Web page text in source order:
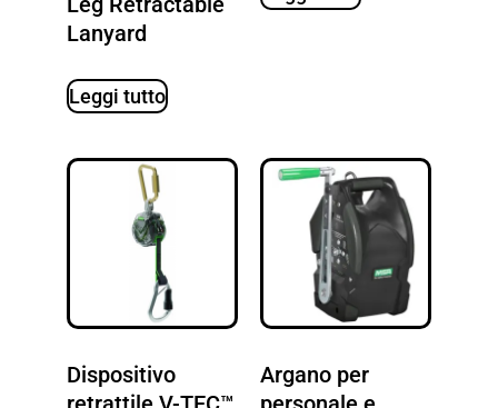
Lanyard
Leggi tutto
Dispositivo
Argano per